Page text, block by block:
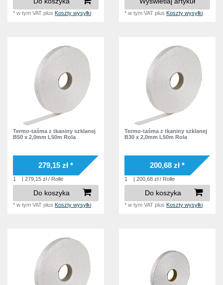
*w tym VAT plusKoszty wysyłki *w tym VAT plusKoszty wysyłki
Termo-taśma z tkaniny szklanej
B50 x 2,0mm L50m Rola
279,15 zł *
1 | 279,15 zł / Rolle
Do koszyka
*w tym VAT plusKoszty wysyłki
Termo-taśma z tkaniny szklanej
B30 x 2,0mm L50m Rola
200,68 zł *
1 | 200,68 zł / Rolle
Do koszyka
*w tym VAT plusKoszty wysyłki